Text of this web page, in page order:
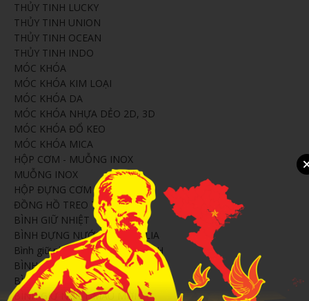
THỦY TINH LUCKY
THỦY TINH UNION
THỦY TINH OCEAN
THỦY TINH INDO
MÓC KHÓA
MÓC KHÓA KIM LOẠI
MÓC KHÓA DA
MÓC KHÓA NHỰA DẺO 2D, 3D
MÓC KHÓA ĐỔ KEO
MÓC KHÓA MICA
HỘP CƠM - MUỖNG INOX
MUỖNG INOX
HỘP ĐỰNG CƠM
ĐỒNG HỒ TREO TƯỜNG
BÌNH GIỮ NHIỆT
BÌNH ĐỰNG NƯỚC MORIITALIA
Bình giữ nhiệt văn phòng ELMICH
BÌNH ĐỰNG NƯỚC DT
BÌNH ĐỰNG NƯỚC DDT
BÌNH GIỮ NHIỆT MẪU MỚI